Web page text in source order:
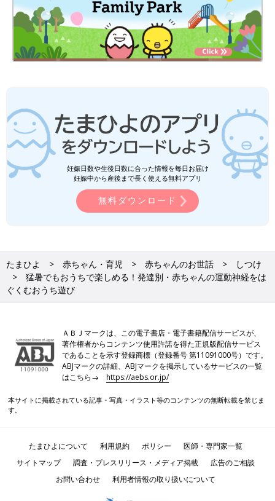
妊娠日数や生後日数に合った情報を毎日お届け
妊娠中から産後まで長く使える無料アプリ
無料ダウンロード
たまひよ 赤ちゃん・育児 赤ちゃんのお世話
しつけ
猛暑でもおうちで楽しめる！発達別・赤ちゃんの運動神経をは
ぐくむおうち遊び
ＡＢＪマークは、この電子書店・電子書籍配信サービスが、
著作権者からコンテンツ使用許諾を得た正規版配信サービス
であることを示す登録商標（登録番号 第11091000号）です。
ABJマークの詳細、ABJマークを掲示しているサービスの一覧
はこちら→https://aebs.or.jp/
本サイトに掲載されている記事・写真・イラスト等のコンテンツの無断転載を禁じま
す。
たまひよについて 利用規約 ポリシー
医師・専門家一覧
サイトマップ
調査・プレスリリース・メディア掲載
広告のご相談
お問い合わせ
利用者情報の取り扱いについて